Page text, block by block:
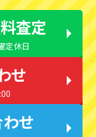
査定
定休日
せ
せ